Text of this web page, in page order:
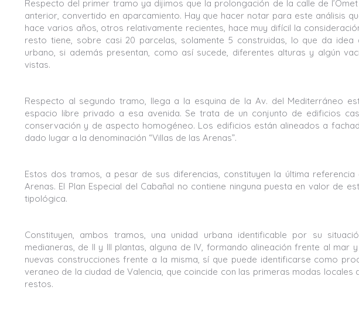
Respecto del primer tramo ya dijimos que la prolongación de la calle de
anterior, convertido en aparcamiento. Hay que hacer notar para este análisis
hace varios años, otros relativamente recientes, hace muy difícil la
resto tiene, sobre casi 20 parcelas, solamente 5 construidas, lo que da
urbano, si además presentan, como así sucede, diferentes alturas y algún
vistas.
Respecto al segundo tramo, llega a la esquina de la Av. del Mediterráneo
espacio libre privado a esa avenida. Se trata de un conjunto de edificios
conservación y de aspecto homogéneo. Los edificios están alineados a
dado lugar a la denominación “Villas de las Arenas”.
Estos dos tramos, a pesar de sus diferencias, constituyen la última
Arenas. El Plan Especial del Cabañal no contiene ninguna puesta en valor de
tipológica.
Constituyen, ambos tramos, una unidad urbana identificable por su
medianeras, de II y III plantas, alguna de IV, formando alineación frente al
nuevas construcciones frente a la misma, sí que puede identificarse como
veraneo de la ciudad de Valencia, que coincide con las primeras modas
restos.